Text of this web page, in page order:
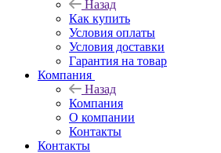
Назад
Как купить
Условия оплаты
Условия доставки
Гарантия на товар
Компания
Назад
Компания
О компании
Контакты
Контакты